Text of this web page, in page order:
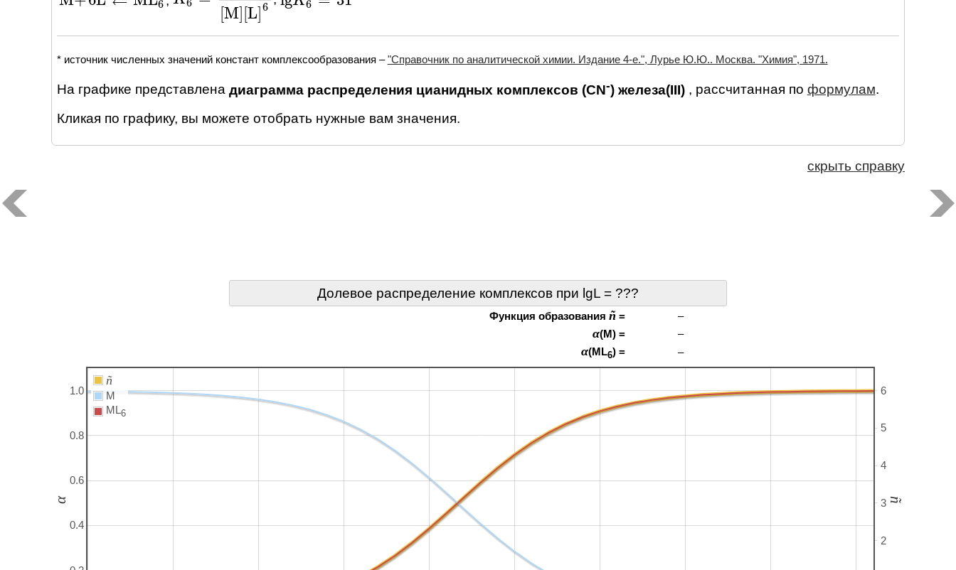
6
[M] [L] 6 6
* источник численных значений констант комплексообразования –"Справочник по аналитической химии. Издание 4-е.", Лурье Ю.Ю.. Москва. "Химия", 1971.
На графике представлена диаграмма распределения цианидных комплексов (CN-) железа(III) , рассчитанная по формулам.
Кликая по графику, вы можете отобрать нужные вам значения.
скрыть справку
Долевое распределение комплексов при lgL = ???
Функция образования ñ = –
α(M) = –
α(ML6) = –
0.4
0.6
0.8
1.0
2
3
4
5
6
ñ
M
ML6
α ñ